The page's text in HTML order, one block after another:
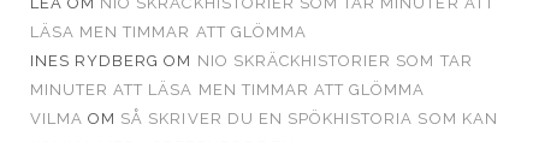
LÄSA MEN TIMMAR ATT GLÖMMA
INES RYDBERG OM NIO SKRÄCKHISTORIER SOM TAR
MINUTER ATT LÄSA MEN TIMMAR ATT GLÖMMA
VILMA OM SÅ SKRIVER DU EN SPÖKHISTORIA SOM KAN